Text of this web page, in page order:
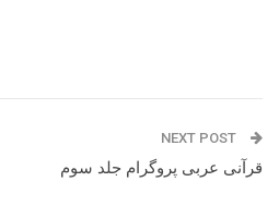
NEXT POST
قرآنی عربی پروگرام جلد سوم